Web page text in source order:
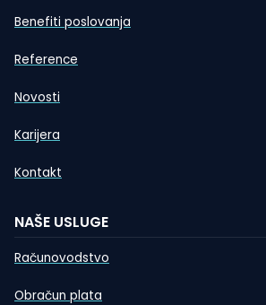
Benefiti poslovanja
Reference
Novosti
Karijera
Kontakt
NAŠE USLUGE
Računovodstvo
Obračun plata